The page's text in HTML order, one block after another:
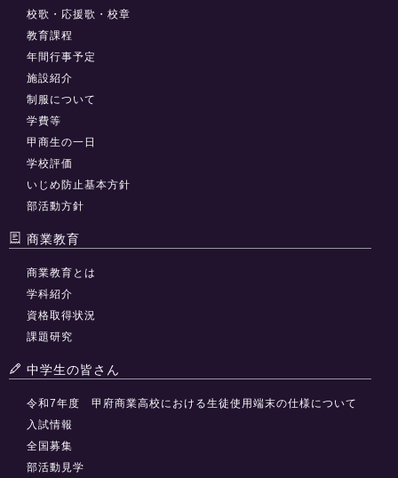
校歌・応援歌・校章
教育課程
年間行事予定
施設紹介
制服について
学費等
甲商生の一日
学校評価
いじめ防止基本方針
部活動方針
商業教育
商業教育とは
学科紹介
資格取得状況
課題研究
中学生の皆さん
令和7年度 甲府商業高校における生徒使用端末の仕様について
入試情報
全国募集
部活動見学